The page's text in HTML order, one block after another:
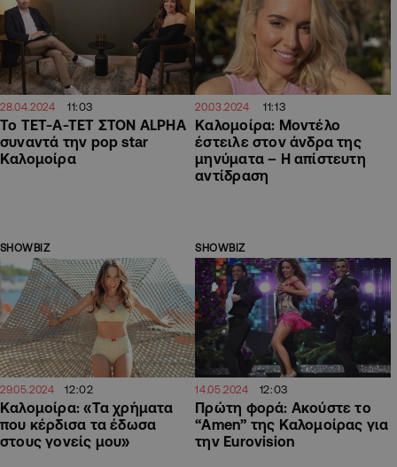
28.04.2024 11:03
Το ΤΕΤ-Α-ΤΕΤ ΣΤΟΝ ALPHA
συναντά την pop star
Καλομοίρα
20.03.2024 11:13
Καλομοίρα: Moντέλο
έστειλε στον άνδρα της
μηνύματα – Η απίστευτη
αντίδραση
SHOWBIZ
29.05.2024 12:02
Καλομοίρα: «Τα χρήματα
που κέρδισα τα έδωσα
στους γονείς μου»
SHOWBIZ
14.05.2024 12:03
Πρώτη φορά: Ακούστε το
“Amen” της Καλομοίρας για
την Eurovision